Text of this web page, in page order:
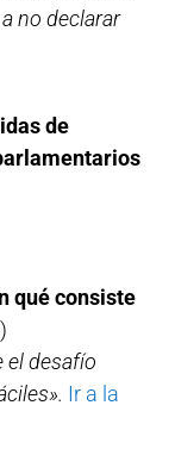
no declarar
de
qué consiste
el desafío
Ir a la